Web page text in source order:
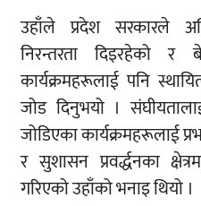
उहाँले प्रदेश सरकारले
निरन्तरता दिइरहेको र
कार्यक्रमहरूलाई पनि
जोड दिनुभयो ।
जोडिएका कार्यक्रमहरूलाई
र सुशासन प्रवर्द्धनका
गरिएको उहाँको भनाइ थियो ।